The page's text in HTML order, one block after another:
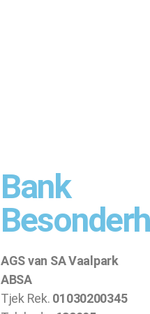
Bank
AGS van SA Vaalpark
ABSA
Tjek Rek. 01030200345